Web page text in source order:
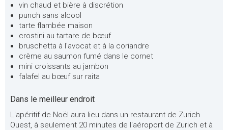
vin chaud et bière à discrétion
punch sans alcool
tarte flambée maison
crostini au tartare de bœuf
bruschetta à l'avocat et à la coriandre
crème au saumon fumé dans le cornet
mini croissants au jambon
falafel au bœuf sur raita
Dans le meilleur endroit
L'apéritif de Noël aura lieu dans un restaurant de Zurich
Ouest, à seulement 20 minutes de l'aéroport de Zurich et à